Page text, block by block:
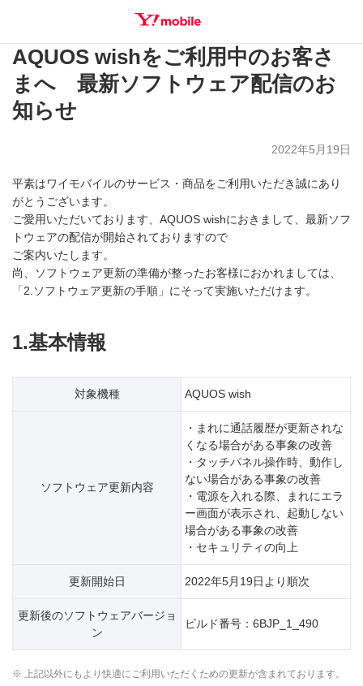
SEARCH
AQUOS wishをご利用中のお客さ
まへ 最新ソフトウェア配信のお
知らせ
2022年5月19日
平素はワイモバイルのサービス・商品をご利用いただき誠にあり
がとうございます。
ご愛用いただいております、AQUOS wishにおきまして、最新ソフ
トウェアの配信が開始されておりますので
ご案内いたします。
尚、ソフトウェア更新の準備が整ったお客様におかれましては、
「2.ソフトウェア更新の手順」にそって実施いただけます。
1.基本情報
対象機種 AQUOS wish
ソフトウェア更新内容
・まれに通話履歴が更新されな
くなる場合がある事象の改善
・タッチパネル操作時、動作し
ない場合がある事象の改善
・電源を入れる際、まれにエラ
ー画面が表示され、起動しない
場合がある事象の改善
・セキュリティの向上
更新開始日 2022年5月19日より順次
更新後のソフトウェアバージョ
ン
ビルド番号：6BJP_1_490
※ 上記以外にもより快適にご利用いただくための更新が含まれております。